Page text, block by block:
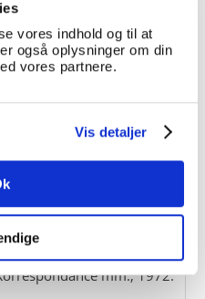
vores indhold og til at
også oplysninger om din
vores partnere.
Vis detaljer
(delt op i to læg).
korrespondance
mødereferater
notater
redegørelser
mm., 1972.